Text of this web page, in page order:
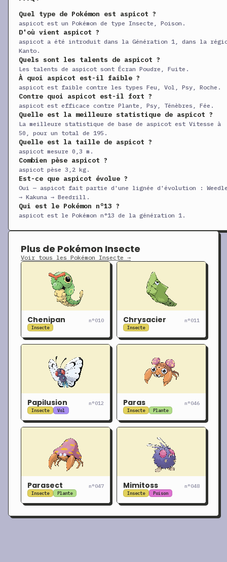
Quel type de Pokémon est aspicot ?
aspicot est un Pokémon de type Insecte, Poison.
D'où vient aspicot ?
aspicot a été introduit dans la Génération 1, dans la
Kanto.
Quels sont les talents de aspicot ?
Les talents de aspicot sont Écran Poudre, Fuite.
À quoi aspicot est-il faible ?
aspicot est faible contre les types Feu, Vol, Psy, Roche.
Contre quoi aspicot est-il fort ?
aspicot est efficace contre Plante, Psy, Ténèbres, Fée.
Quelle est la meilleure statistique de aspicot ?
La meilleure statistique de base de aspicot est Vitesse à
50, pour un total de 195.
Quelle est la taille de aspicot ?
aspicot mesure 0,3 m.
Combien pèse aspicot ?
aspicot pèse 3,2 kg.
Est-ce que aspicot évolue ?
Oui — aspicot fait partie d'une lignée d'évolution :
→ Kakuna → Beedrill.
Qui est le Pokémon n°13 ?
aspicot est le Pokémon n°13 de la génération 1.
Plus de Pokémon Insecte
Voir tous les Pokémon Insecte →
Chenipan n°010
Insecte
Chrysacier n°011
Insecte
Papilusion n°012
Insecte Vol
Paras n°046
Insecte Plante
Parasect n°047
Insecte Plante
Mimitoss n°048
Insecte Poison